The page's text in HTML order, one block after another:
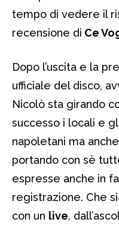
tempo di vedere il
recensione di Ce
Dopo l’uscita e la
ufficiale del disco,
Nicolò sta girando
successo i locali e
napoletani ma
portando con sè
espresse anche in
registrazione. Che
con un live,